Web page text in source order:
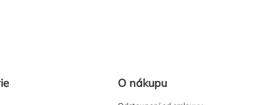
O nákupu